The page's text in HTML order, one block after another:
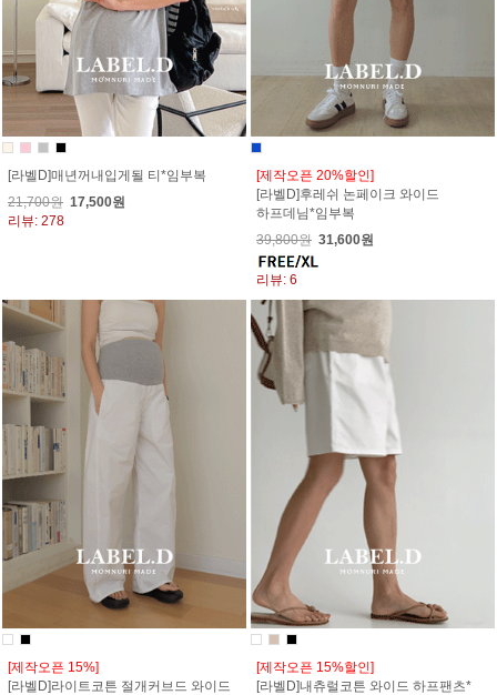
[라벨D]매년꺼내입게될 티*임부복
21,700원 17,500원
리뷰: 278
[제작오픈 20%할인]
[라벨D]후레쉬 논페이크 와이드
하프데님*임부복
39,800원 31,600원
리뷰: 6
[제작오픈 15%]
[라벨D]라이트코튼 절개커브드 와이드
[제작오픈 15%할인]
[라벨D]내츄럴코튼 와이드 하프팬츠*